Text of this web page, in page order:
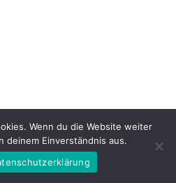
Wenn du die Website weiter
deinem Einverständnis aus.